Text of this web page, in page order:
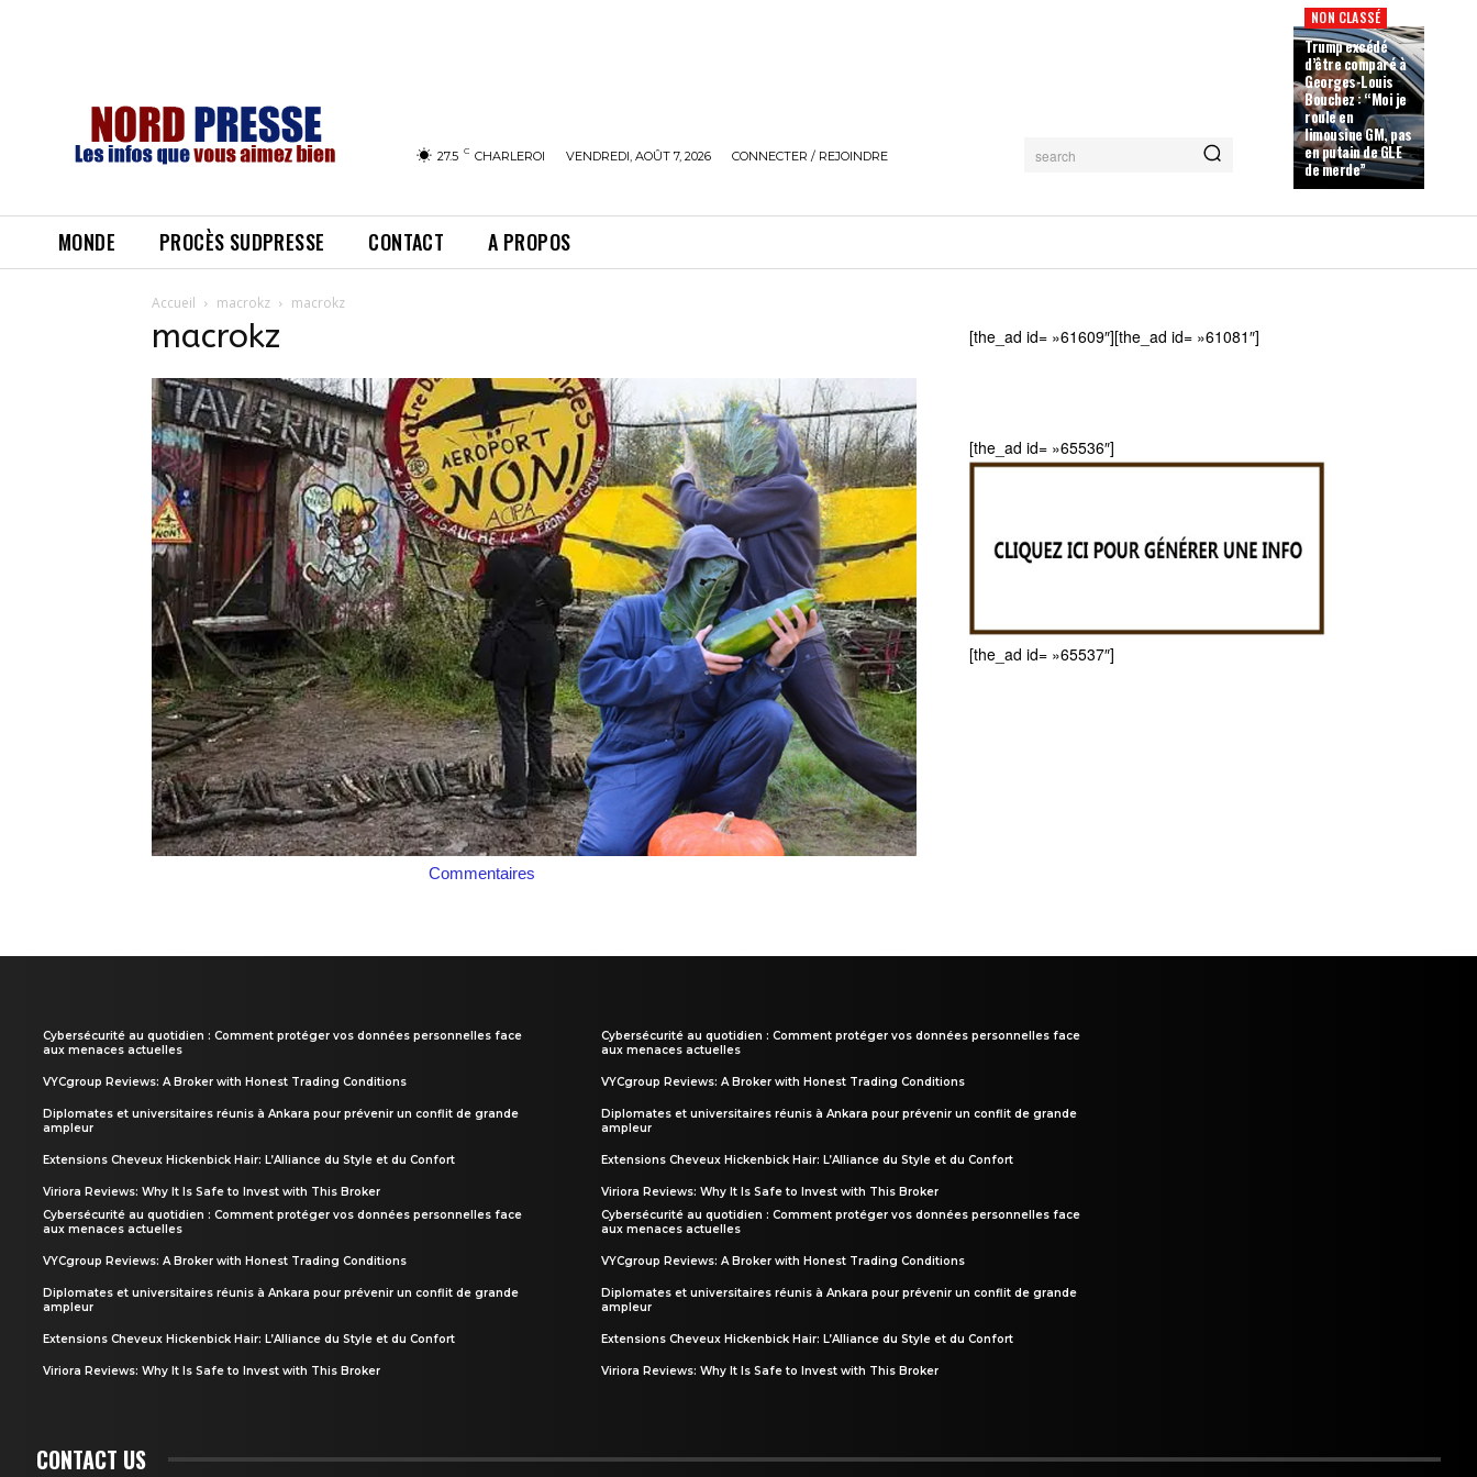
27.5 C CHARLEROI VENDREDI, AOÛT 7, 2026 CONNECTER / REJOINDRE search
NON CLASSÉ
Trump excédé
d’être comparé à
Georges-Louis
Bouchez : “Moi je
roule en
limousine GM, pas
en putain de GLE
de merde”
MONDE PROCÈS SUDPRESSE CONTACT A PROPOS
Accueil macrokz macrokz
macrokz
Commentaires
[the_ad id= »61609″][the_ad id= »61081″]
[the_ad id= »65536″]
[the_ad id= »65537″]
Cybersécurité au quotidien : Comment protéger vos données personnelles face
aux menaces actuelles
VYCgroup Reviews: A Broker with Honest Trading Conditions
Diplomates et universitaires réunis à Ankara pour prévenir un conflit de grande
ampleur
Extensions Cheveux Hickenbick Hair: L’Alliance du Style et du Confort
Viriora Reviews: Why It Is Safe to Invest with This Broker
Cybersécurité au quotidien : Comment protéger vos données personnelles face
aux menaces actuelles
VYCgroup Reviews: A Broker with Honest Trading Conditions
Diplomates et universitaires réunis à Ankara pour prévenir un conflit de grande
ampleur
Extensions Cheveux Hickenbick Hair: L’Alliance du Style et du Confort
Viriora Reviews: Why It Is Safe to Invest with This Broker
Cybersécurité au quotidien : Comment protéger vos données personnelles face
aux menaces actuelles
VYCgroup Reviews: A Broker with Honest Trading Conditions
Diplomates et universitaires réunis à Ankara pour prévenir un conflit de grande
ampleur
Extensions Cheveux Hickenbick Hair: L’Alliance du Style et du Confort
Viriora Reviews: Why It Is Safe to Invest with This Broker
Cybersécurité au quotidien : Comment protéger vos données personnelles face
aux menaces actuelles
VYCgroup Reviews: A Broker with Honest Trading Conditions
Diplomates et universitaires réunis à Ankara pour prévenir un conflit de grande
ampleur
Extensions Cheveux Hickenbick Hair: L’Alliance du Style et du Confort
Viriora Reviews: Why It Is Safe to Invest with This Broker
CONTACT US